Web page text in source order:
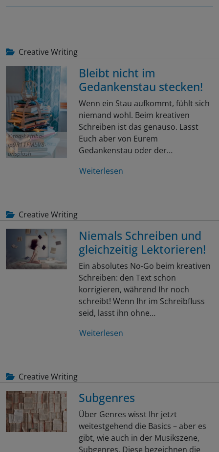
toa-heftiba-
ip9R11FMbV8-
unsplash
Creative Writing
Bleibt nicht im
Gedankenstau stecken!
Wenn ein Stau aufkommt, fühlt sich
niemand wohl. Beim kreativen
Schreiben ist das genauso. Lasst
Euch aber von Eurem
Gedankenstau oder der…
Weiterlesen
Creative Writing
Niemals Schreiben und
gleichzeitig Lektorieren!
Ein absolutes No-Go beim kreativen
Schreiben: den Text schon
korrigieren, während Ihr noch
schreibt! Wenn Ihr im Schreibfluss
seid, lasst ihn ohne…
Weiterlesen
Creative Writing
Subgenres
Über Genres wisst Ihr jetzt
weitestgehend die Basics – aber es
gibt, wie auch in der Musikszene,
Subgenres. Diese bezeichnen die